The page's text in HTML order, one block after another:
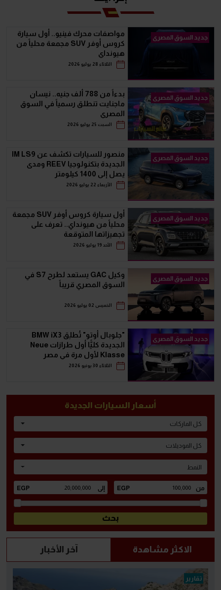
جديد السوق المصرى
مواصفات محرك فينيو.. أول سيارة
كروس أوفر SUV مجمعة محلياً من
هيونداي
الثلاثاء 28 يوليو 2026
جديد السوق المصرى
بدءاً من 788 ألف جنيه.. نيسان
ماجنايت تنطلق رسمياً في السوق
المصري
السبت 25 يوليو 2026
جديد السوق المصرى
منصور للسيارات تكشف عن IM LS9
الجديدة بتكنولوجيا REEV ومدى
يصل إلى 1400 كيلومتر
الأربعاء 22 يوليو 2026
جديد السوق المصرى
أول سيارة كروس أوفر SUV مجمعة
محلياً من هيونداي.. تعرف على
تجهيزاتها المتوقعة
الأحد 19 يوليو 2026
جديد السوق المصرى
وكيل GAC يستعد لطرح S7 في
السوق المصري قريباً
الخميس 02 يوليو 2026
جديد السوق المصرى
"جلوبال أوتو" تُطلِق BMW iX3
الجديدة كليًّا أول طرازات Neue
Klasse لأول مرة في مصر
الثلاثاء 30 يونيو 2026
أسعار السيارات الجديدة
كل الماركات
كل الموديلات
النمط
الاكثر مشاهدة آخر الأخبار
تقارير